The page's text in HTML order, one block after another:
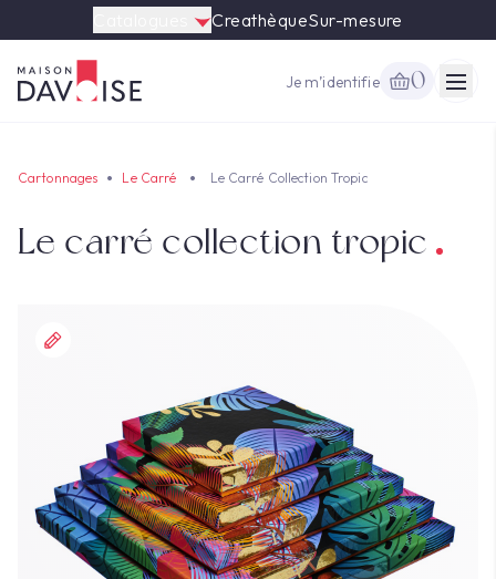
CreathèqueSur-mesure
Je m’identifie 0
Cartonnages Le Carré Le Carré Collection Tropic
Le carré collection tropic